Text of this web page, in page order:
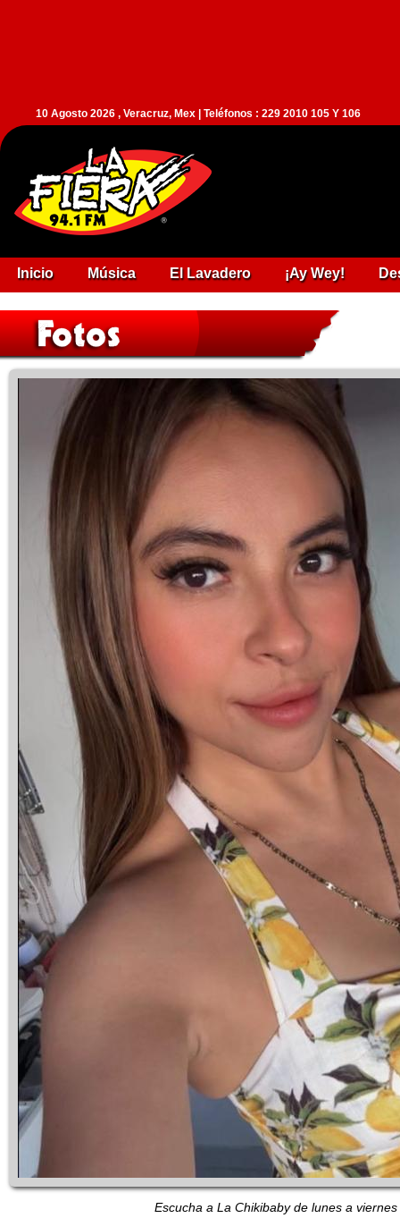
10 Agosto 2026 , Veracruz, Mex | Teléfonos : 229 2010 105 Y 106
Inicio Música El Lavadero ¡Ay Wey!
Escucha a La Chikibaby de lunes a